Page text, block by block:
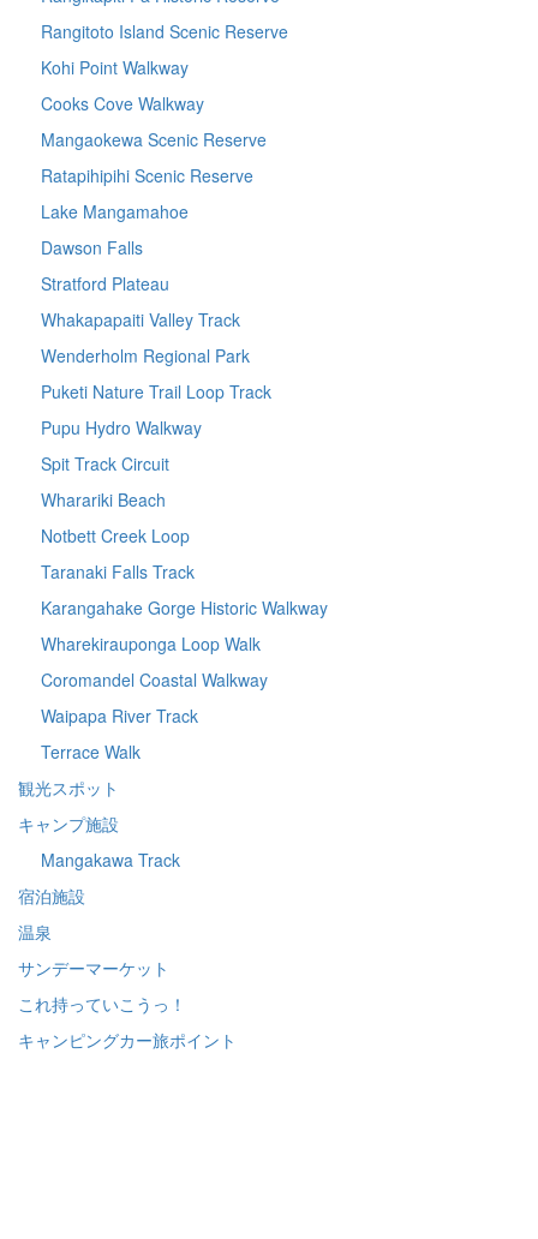
Rangitoto Island Scenic Reserve
Kohi Point Walkway
Cooks Cove Walkway
Mangaokewa Scenic Reserve
Ratapihipihi Scenic Reserve
Lake Mangamahoe
Dawson Falls
Stratford Plateau
Whakapapaiti Valley Track
Wenderholm Regional Park
Puketi Nature Trail Loop Track
Pupu Hydro Walkway
Spit Track Circuit
Wharariki Beach
Notbett Creek Loop
Taranaki Falls Track
Karangahake Gorge Historic Walkway
Wharekirauponga Loop Walk
Coromandel Coastal Walkway
Waipapa River Track
Terrace Walk
観光スポット
キャンプ施設
Mangakawa Track
宿泊施設
温泉
サンデーマーケット
これ持っていこうっ！
キャンピングカー旅ポイント